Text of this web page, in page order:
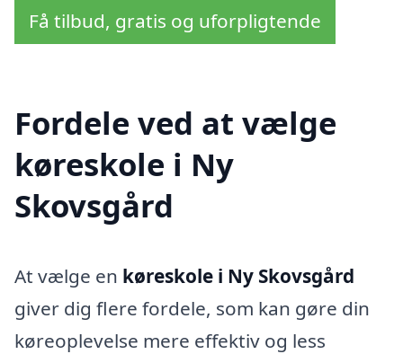
Få tilbud, gratis og uforpligtende
Fordele ved at vælge
køreskole i Ny
Skovsgård
At vælge en køreskole i Ny Skovsgård
giver dig flere fordele, som kan gøre din
køreoplevelse mere effektiv og less